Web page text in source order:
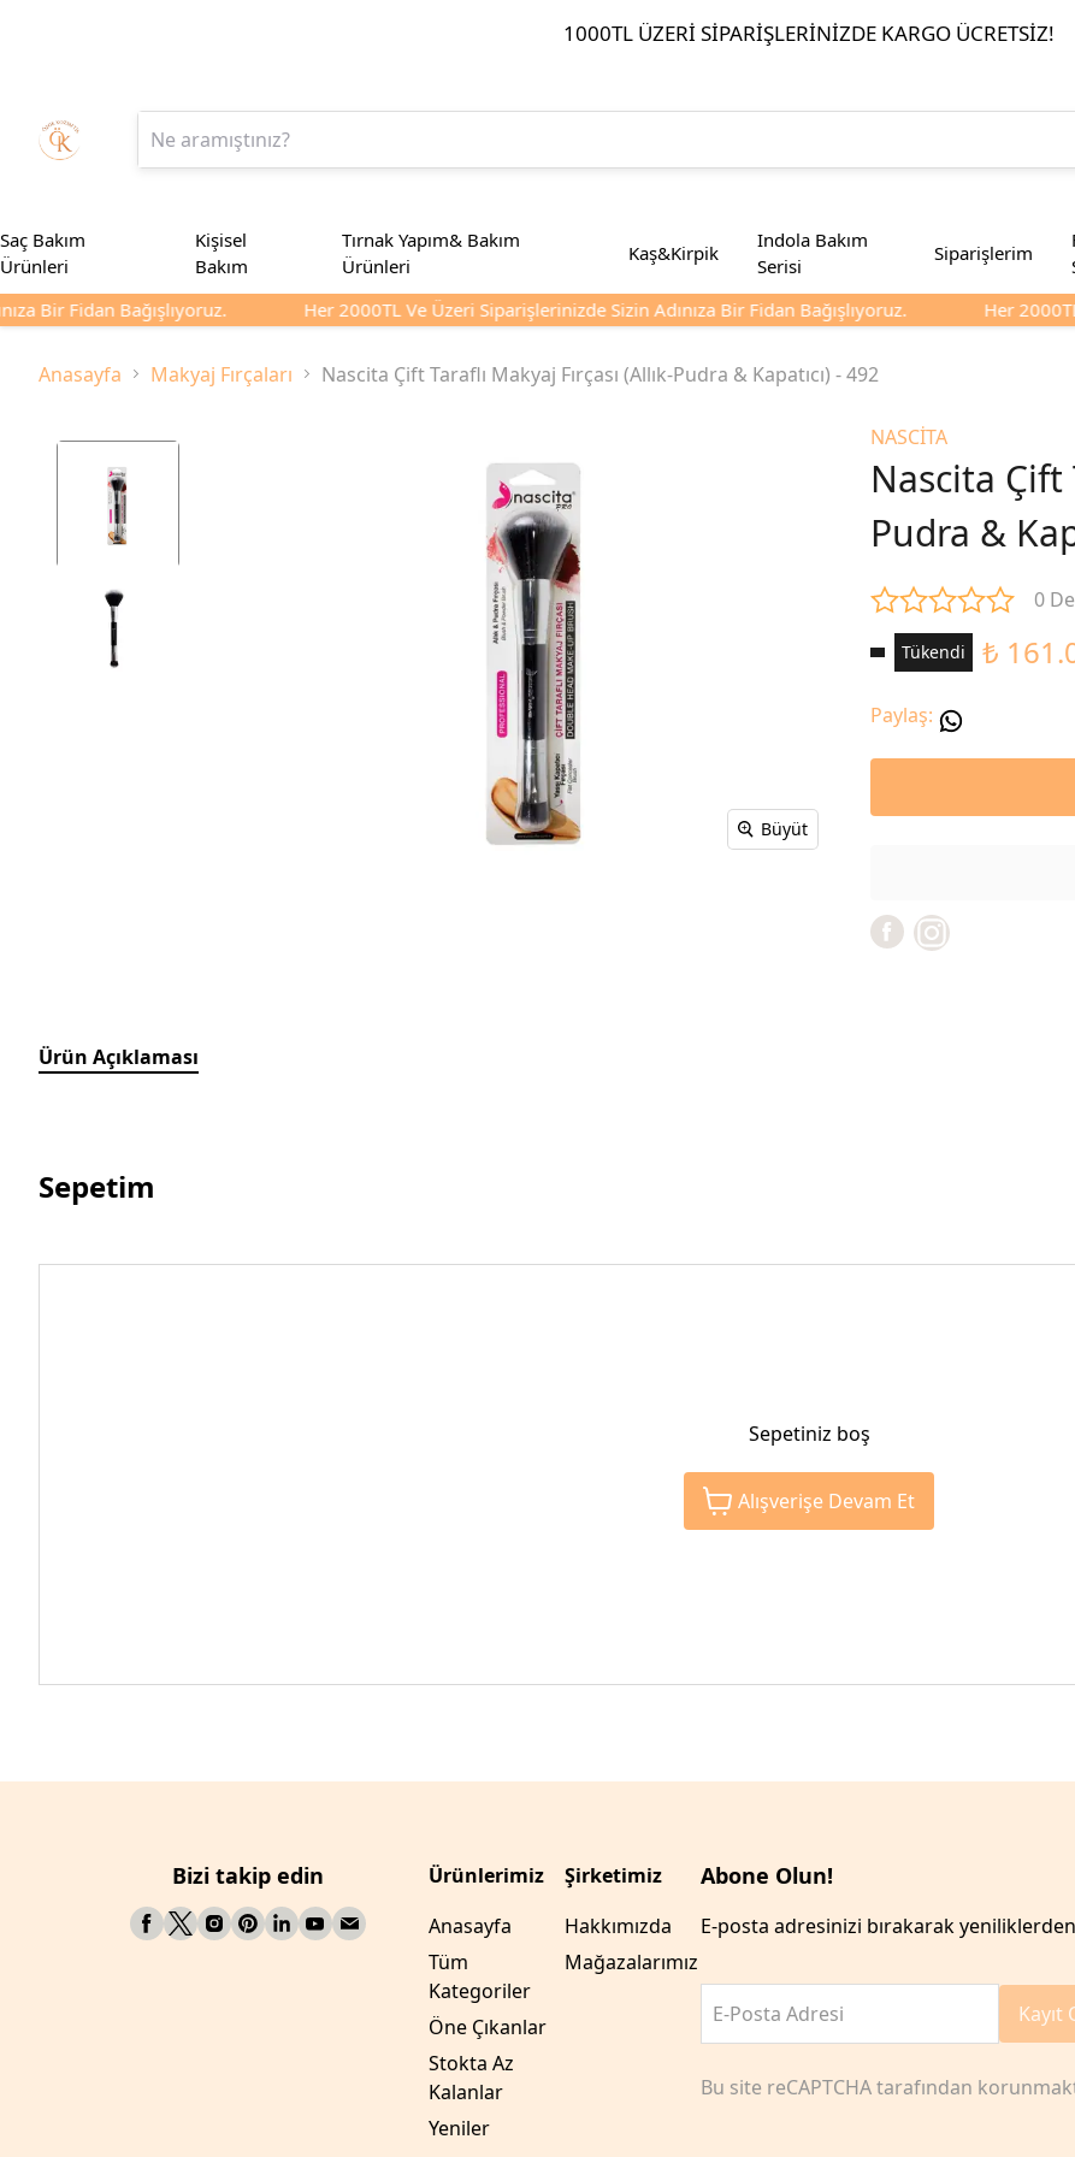
1000TL ÜZERI SIPARIŞLERINIZDE KARGO ÜCRETSIZ!
Saç Bakım
Ürünleri
Kişisel
Bakım
Tırnak Yapım& Bakım
Ürünleri
Kaş&Kirpik
Indola Bakım
Serisi
Siparişlerim
Bir Fidan Bağışlıyoruz. Her 2000TL Ve Üzeri Siparişlerinizde Sizin Adınıza Bir Fidan Bağışlıyoruz. Her
Anasayfa Makyaj Fırçaları Nascita Çift Taraflı Makyaj Fırçası (Allık-Pudra & Kapatıcı) - 492
Büyüt
NASCİTA
Nascita Çift
Pudra &
0
Tükendi ₺
Paylaş:
Ürün Açıklaması
Sepetim
Sepetiniz boş
Alışverişe Devam Et
Bizi takip edin
Ürünlerimiz
Anasayfa
Tüm
Kategoriler
Öne Çıkanlar
Stokta Az
Kalanlar
Yeniler
Şirketimiz
Hakkımızda
Mağazalarımız
Abone Olun!
E-posta adresinizi bırakarak
E-Posta Adresi Kayıt
Bu site reCAPTCHA tarafından